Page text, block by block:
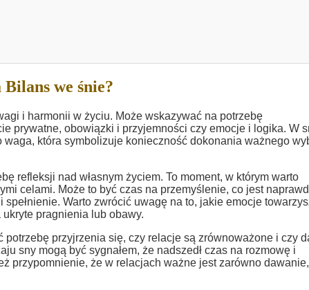
Bilans we śnie?
i harmonii w życiu. Może wskazywać na potrzebę
prywatne, obowiązki i przyjemności czy emocje i logika. W
która symbolizuje konieczność dokonania ważnego
refleksji nad własnym życiem. To moment, w którym warto
celami. Może to być czas na przemyślenie, co jest
Warto zwrócić uwagę na to, jakie emocje
pragnienia lub obawy.
potrzebę przyjrzenia się, czy relacje są zrównoważone i czy
sny mogą być sygnałem, że nadszedł czas na rozmowę i
przypomnienie, że w relacjach ważne jest zarówno